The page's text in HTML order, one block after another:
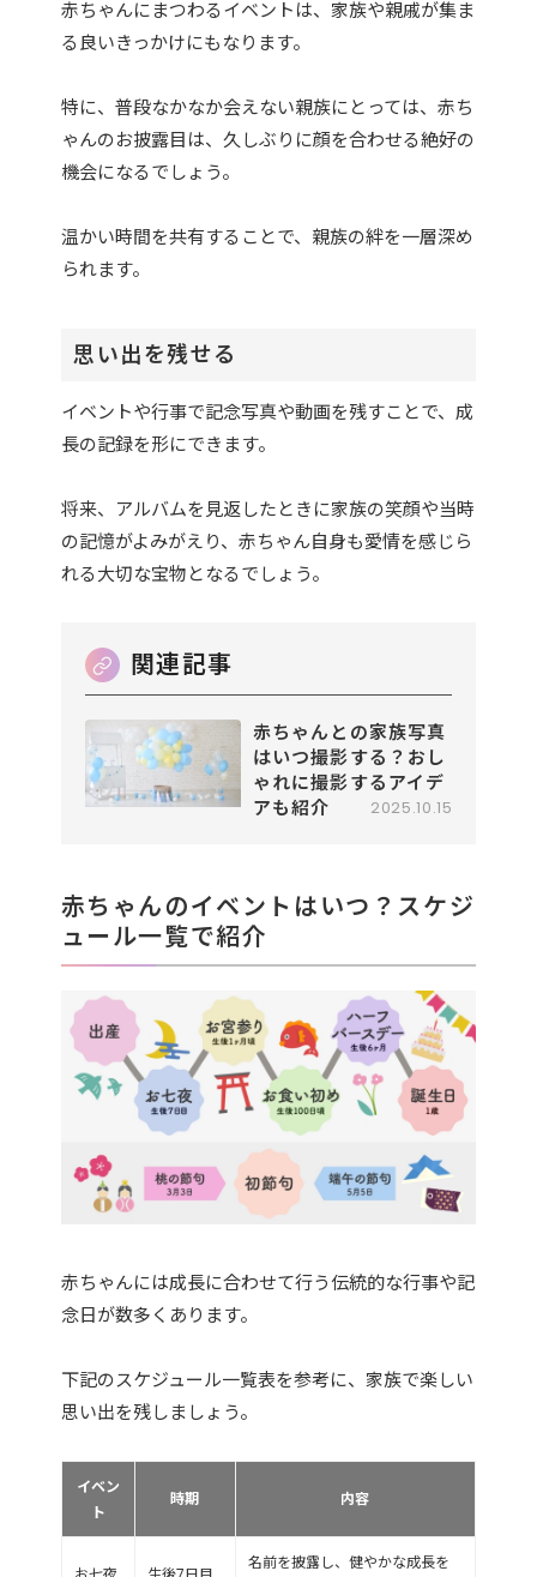
赤ちゃんにまつわるイベントは、家族や親戚が集ま
る良いきっかけにもなります。
特に、普段なかなか会えない親族にとっては、赤ち
ゃんのお披露目は、久しぶりに顔を合わせる絶好の
機会になるでしょう。
温かい時間を共有することで、親族の絆を一層深め
られます。
思い出を残せる
イベントや行事で記念写真や動画を残すことで、成
長の記録を形にできます。
将来、アルバムを見返したときに家族の笑顔や当時
の記憶がよみがえり、赤ちゃん自身も愛情を感じら
れる大切な宝物となるでしょう。
赤ちゃんとの家族写真
はいつ撮影する？おし
ゃれに撮影するアイデ
アも紹介
2025.10.15
赤ちゃんのイベントはいつ？スケジ
ュール一覧で紹介
赤ちゃんには成長に合わせて行う伝統的な行事や記
念日が数多くあります。
下記のスケジュール一覧表を参考に、家族で楽しい
思い出を残しましょう。
イベン
ト
時期 内容
名前を披露し、健やかな成長を